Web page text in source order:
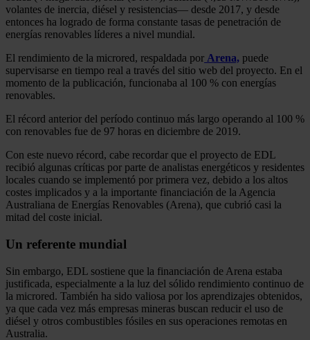
volantes de inercia, diésel y resistencias— desde 2017, y desde
entonces ha logrado de forma constante tasas de penetración de
energías renovables líderes a nivel mundial.
El rendimiento de la microred, respaldada por Arena, puede
supervisarse en tiempo real a través del sitio web del proyecto. En el
momento de la publicación, funcionaba al 100 % con energías
renovables.
El récord anterior del período continuo más largo operando al 100 %
con renovables fue de 97 horas en diciembre de 2019.
Con este nuevo récord, cabe recordar que el proyecto de EDL
recibió algunas críticas por parte de analistas energéticos y residentes
locales cuando se implementó por primera vez, debido a los altos
costes implicados y a la importante financiación de la Agencia
Australiana de Energías Renovables (Arena), que cubrió casi la
mitad del coste inicial.
Un referente mundial
Sin embargo, EDL sostiene que la financiación de Arena estaba
justificada, especialmente a la luz del sólido rendimiento continuo de
la microred. También ha sido valiosa por los aprendizajes obtenidos,
ya que cada vez más empresas mineras buscan reducir el uso de
diésel y otros combustibles fósiles en sus operaciones remotas en
Australia.